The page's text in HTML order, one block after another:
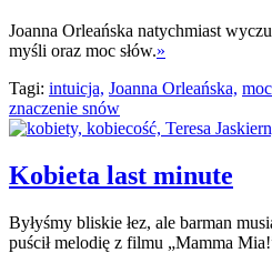
Joanna Orleańska natychmiast
myśli oraz moc słów.»
Tagi: intuicja, Joanna Orleańska,
znaczenie snów
Kobieta last minute
Byłyśmy bliskie łez, ale barman
puścił melodię z filmu „Mamma